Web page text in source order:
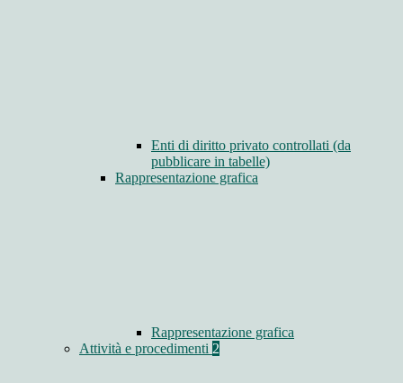
Enti di diritto privato controllati (da
pubblicare in tabelle)
Rappresentazione grafica
Rappresentazione grafica
Attività e procedimenti 2